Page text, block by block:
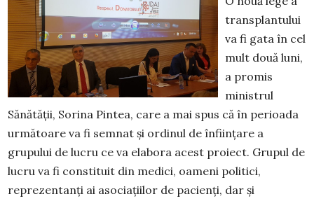
transplantului
va fi gata în cel
mult două luni,
a promis
ministrul
Sănătății, Sorina Pintea, care a mai spus că în perioada
următoare va fi semnat și ordinul de înființare a
grupului de lucru ce va elabora acest proiect. Grupul de
lucru va fi constituit din medici, oameni politici,
reprezentanți ai asociațiilor de pacienți, dar și